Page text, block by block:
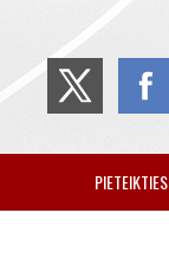
PIETEIKTIES